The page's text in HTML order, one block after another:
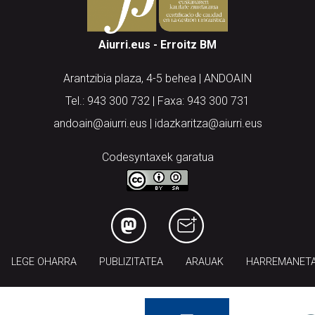
Aiurri.eus - Erroitz BM
Arantzibia plaza, 4-5 behea | ANDOAIN
Tel.: 943 300 732 | Faxa: 943 300 731
andoain@aiurri.eus | idazkaritza@aiurri.eus
Codesyntaxek garatua
LEGE OHARRA PUBLIZITATEA ARAUAK